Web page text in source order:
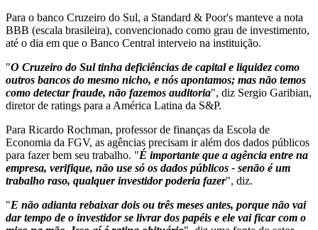
Para o banco Cruzeiro do Sul, a Standard & Poor's manteve a nota
BBB (escala brasileira), convencionado como grau de investimento,
até o dia em que o Banco Central interveio na instituição.
"O Cruzeiro do Sul tinha deficiências de capital e liquidez como
outros bancos do mesmo nicho, e nós apontamos; mas não temos
como detectar fraude, não fazemos auditoria", diz Sergio Garibian,
diretor de ratings para a América Latina da S&P.
Para Ricardo Rochman, professor de finanças da Escola de
Economia da FGV, as agências precisam ir além dos dados públicos
para fazer bem seu trabalho. "É importante que a agência entre na
empresa, verifique, não use só os dados públicos - senão é um
trabalho raso, qualquer investidor poderia fazer", diz.
"E não adianta rebaixar dois ou três meses antes, porque não vai
dar tempo de o investidor se livrar dos papéis e ele vai ficar com o